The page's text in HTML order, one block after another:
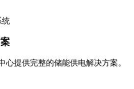
心提供完整的储能供电解决方案。